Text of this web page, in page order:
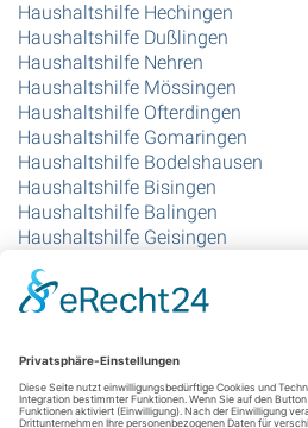
Haushaltshilfe Hechingen
Haushaltshilfe Dußlingen
Haushaltshilfe Nehren
Haushaltshilfe Mössingen
Haushaltshilfe Ofterdingen
Haushaltshilfe Gomaringen
Haushaltshilfe Bodelshausen
Haushaltshilfe Bisingen
Haushaltshilfe Balingen
Haushaltshilfe Geisingen
Haushaltshilfe Rangendingen
Standort Singen
Haushaltshilfe Singen